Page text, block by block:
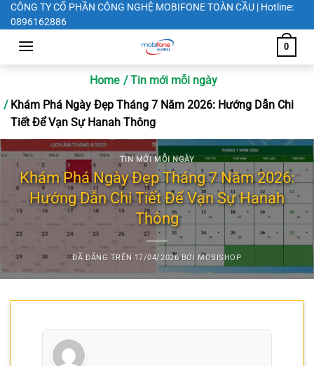
Chuyển
đến
CÔNG TY CỔ PHẦN CÔNG NGHỆ MOBIFONE TOÀN CẦU | Hotline:
0896162886
0
Home
Tin mới mỗi ngày
Khám Phá Ngày Đẹp Tháng 7 Năm 2026: Hướng Dẫn Chi
Tiết Để Vạn Sự Hanah Thông
TIN MỚI MỖI NGÀY
Khám Phá Ngày Đẹp Tháng 7 Năm 2026:
Hướng Dẫn Chi Tiết Để Vạn Sự Hanah
Thông
ĐÃ ĐĂNG TRÊN 17/04/2026 BỞI MOBISHOP